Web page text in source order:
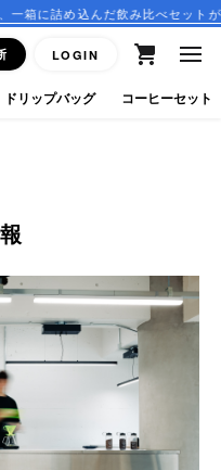
詰め込んだ飲み比べセットが登場！
LOGIN
ドリップバッグ コーヒーセット